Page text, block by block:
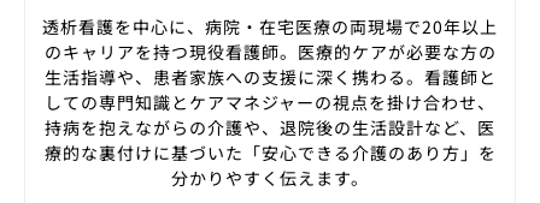
透析看護を中心に、病院・在宅医療の両現場で20年以上
のキャリアを持つ現役看護師。医療的ケアが必要な方の
生活指導や、患者家族への支援に深く携わる。看護師と
しての専門知識とケアマネジャーの視点を掛け合わせ、
持病を抱えながらの介護や、退院後の生活設計など、医
療的な裏付けに基づいた「安心できる介護のあり方」を
分かりやすく伝えます。